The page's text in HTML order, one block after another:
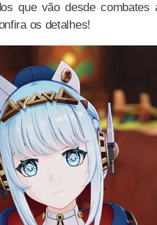
que vão desde combates
os detalhes!